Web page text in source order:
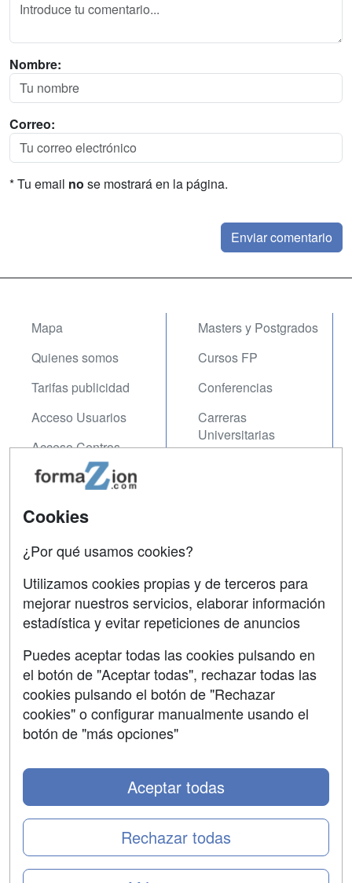
Nombre:
Correo:
* Tu email no se mostrará en la página.
Mapa
Quienes somos
Tarifas publicidad
Acceso Usuarios
Acceso Centros
Masters y Postgrados
Cursos FP
Conferencias
Carreras
Universitarias
Contactar
Copyleft
Grupo formazion:
Copyright 2000-2026 Formazion Web, S.L. - Calle
Cookies
¿Por qué usamos cookies?
Utilizamos cookies propias y de terceros para
mejorar nuestros servicios, elaborar información
estadística y evitar repeticiones de anuncios
Puedes aceptar todas las cookies pulsando en
el botón de "Aceptar todas", rechazar todas las
cookies pulsando el botón de "Rechazar
cookies" o configurar manualmente usando el
botón de "más opciones"
Rechazar todas
Aceptar todas